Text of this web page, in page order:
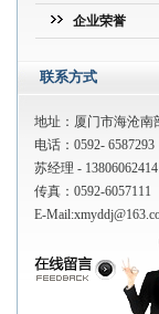
企业荣誉
联系方式
地址：厦门市海沧南
电话：0592- 6587293
苏经理 - 13806062414
传真：0592-6057111
E-Mail: